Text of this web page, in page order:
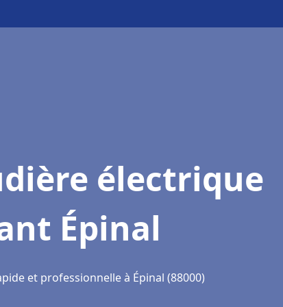
électrique
Épinal
et professionnelle à Épinal (88000)